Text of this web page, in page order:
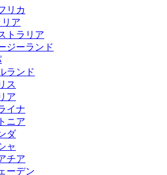
リカ
ア
トラリア
ジーランド
ランド
ス
ア
イナ
ニア
ダ
ャ
チア
ーデン